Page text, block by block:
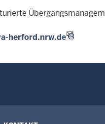
herford.nrw.de